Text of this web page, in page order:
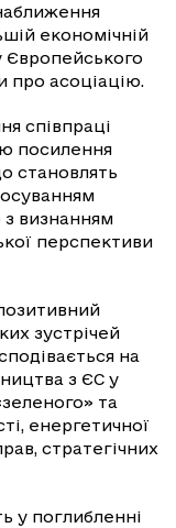
економічній
Європейського
про асоціацію.
співпраці
посилення
становлять
з визнанням
перспективи
зустрічей
на
з ЄС у
та
енергетичної
стратегічних
у поглибленні